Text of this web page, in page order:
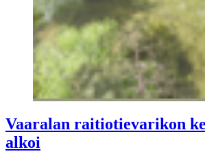
Vaaralan raitiotievarikon
alkoi